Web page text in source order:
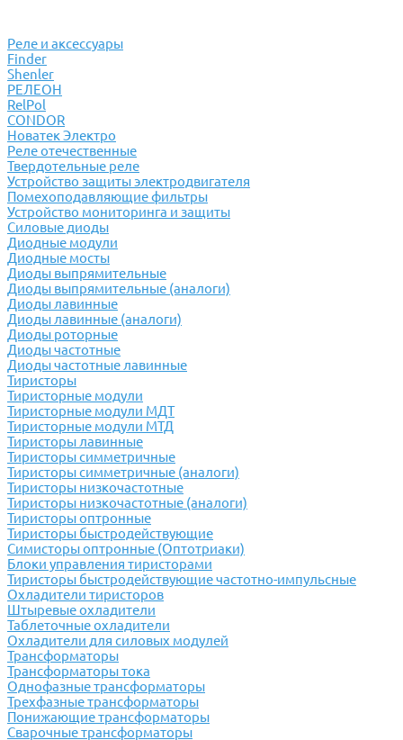
Реле и аксессуары
Finder
Shenler
РЕЛЕОН
RelPol
CONDOR
Новатек Электро
Реле отечественные
Твердотельные реле
Устройство защиты электродвигателя
Помехоподавляющие фильтры
Устройство мониторинга и защиты
Силовые диоды
Диодные модули
Диодные мосты
Диоды выпрямительные
Диоды выпрямительные (аналоги)
Диоды лавинные
Диоды лавинные (аналоги)
Диоды роторные
Диоды частотные
Диоды частотные лавинные
Тиристоры
Тиристорные модули
Тиристорные модули МДТ
Тиристорные модули МТД
Тиристоры лавинные
Тиристоры симметричные
Тиристоры симметричные (аналоги)
Тиристоры низкочастотные
Тиристоры низкочастотные (аналоги)
Тиристоры оптронные
Тиристоры быстродействующие
Симисторы оптронные (Оптотриаки)
Блоки управления тиристорами
Тиристоры быстродействующие частотно-импульсные
Охладители тиристоров
Штыревые охладители
Таблеточные охладители
Охладители для силовых модулей
Трансформаторы
Трансформаторы тока
Однофазные трансформаторы
Трехфазные трансформаторы
Понижающие трансформаторы
Сварочные трансформаторы